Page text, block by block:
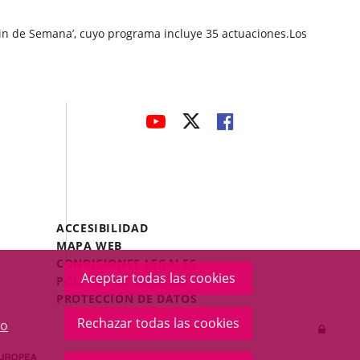
Aceptar todas las cookies
Rechazar todas las cookies
Semana’, cuyo programa incluye 35 actuaciones.Los
ENLACEENLACEENLACE
Menú
Legal
Footer
ACCESIBILIDAD
MAPA WEB
CONDICIONES LEGALES
POLÍTICA DE COOKIES
PROTECCIÓN DE DATOS